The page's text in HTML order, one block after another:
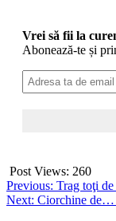
Vrei să fii la
Abonează-te și
Post Views: 260
Post
navigation
Previous: Trag toţi
Next: Ciorchine de…